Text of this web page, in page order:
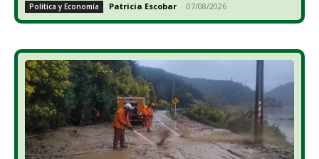
Política y Economía Patricia Escobar - 07/08/2026